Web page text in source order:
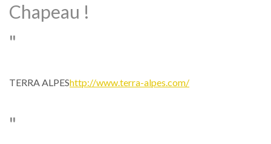
Chapeau !
TERRA ALPEShttp://www.terra-alpes.com/